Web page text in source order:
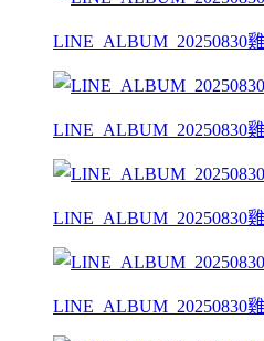
LINE_ALBUM_20250830
LINE_ALBUM_20250830
LINE_ALBUM_20250830
LINE_ALBUM_20250830